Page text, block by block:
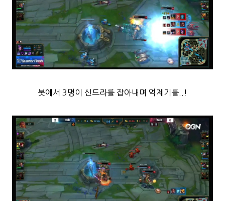
봇에서 3명이 신드라를 잡아내며 억제기를..!